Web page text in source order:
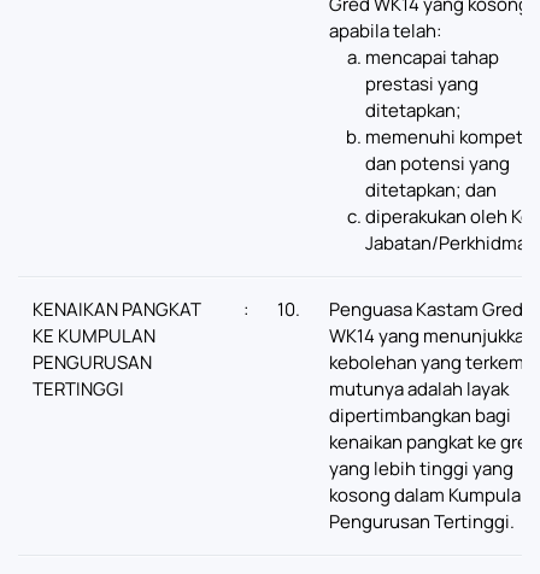
apabila telah:
mencapai tahap
prestasi yang
ditetapkan;
memenuhi
dan potensi yang
ditetapkan; dan
diperakukan oleh
Jabatan/
KENAIKAN PANGKAT
KE KUMPULAN
PENGURUSAN
TERTINGGI
: 10.
Penguasa Kastam Gred
WK14 yang menunjukkan
kebolehan yang
mutunya adalah layak
dipertimbangkan bagi
kenaikan pangkat ke gred
yang lebih tinggi yang
kosong dalam Kumpulan
Pengurusan Tertinggi.